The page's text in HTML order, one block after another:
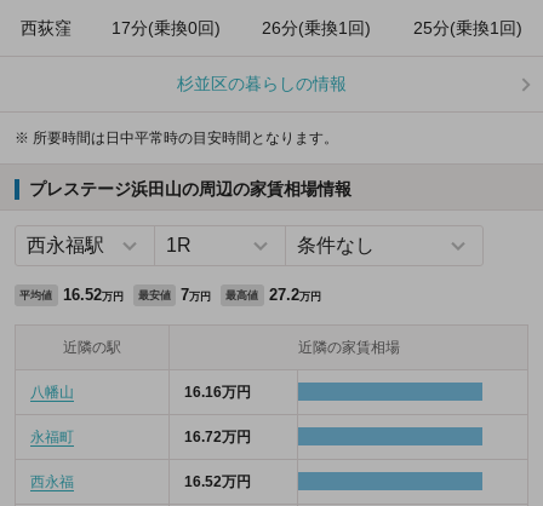
西荻窪 17分(乗換0回) 26分(乗換1回) 25分(乗換1回)
杉並区の暮らしの情報
※ 所要時間は日中平常時の目安時間となります。
プレステージ浜田山の周辺の家賃相場情報
平均値 16.52万円 最安値 7万円 最高値 27.2万円
近隣の駅 近隣の家賃相場
八幡山 16.16万円
永福町 16.72万円
西永福 16.52万円